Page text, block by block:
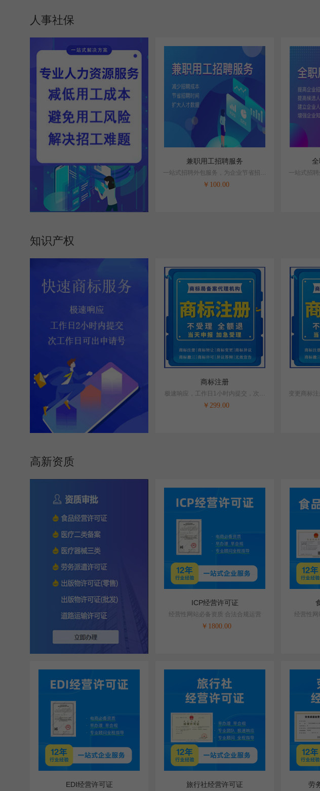
人事社保
兼职用工招聘服务
一站式招聘外包服务，为企业节省招聘
成本。
￥ 100.00
一站式招
知识产权
商标注册
极速响应，工作日1小时内提交，次工
作日下申请号
￥ 299.00
变更商标
高新资质
ICP经营许可证
经营性网站必备资质 合法合规运营
￥ 1800.00
经营性
EDI经营许可证 旅行社经营许可证 劳